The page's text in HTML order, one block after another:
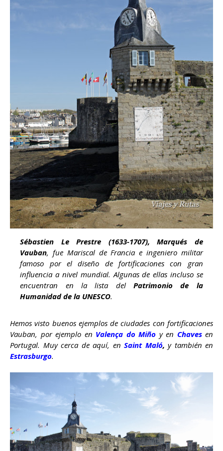
Sébastien Le Prestre (1633-1707), Marqués de
Vauban, fue Mariscal de Francia e ingeniero militar
famoso por el diseño de fortificaciones con gran
influencia a nivel mundial. Algunas de ellas incluso se
encuentran en la lista del Patrimonio de la
Humanidad de la UNESCO.
Hemos visto buenos ejemplos de ciudades con fortificaciones
Vauban, por ejemplo en Valença do Miño y en Chavesen
Portugal. Muy cerca de aquí, en Saint Maló, y también en
Estrasburgo.